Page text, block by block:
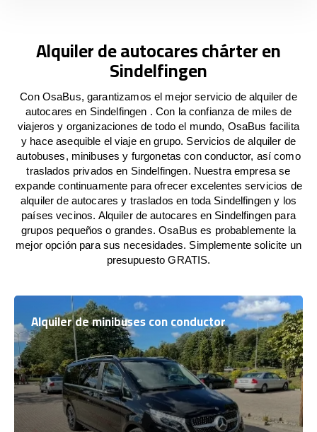
Alquiler de autocares chárter en
Sindelfingen
Con OsaBus, garantizamos el mejor servicio de alquiler de
autocares en Sindelfingen . Con la confianza de miles de
viajeros y organizaciones de todo el mundo, OsaBus facilita
y hace asequible el viaje en grupo. Servicios de alquiler de
autobuses, minibuses y furgonetas con conductor, así como
traslados privados en Sindelfingen. Nuestra empresa se
expande continuamente para ofrecer excelentes servicios de
alquiler de autocares y traslados en toda Sindelfingen y los
países vecinos. Alquiler de autocares en Sindelfingen para
grupos pequeños o grandes. OsaBus es probablemente la
mejor opción para sus necesidades. Simplemente solicite un
presupuesto GRATIS.
Alquiler de minibuses con conductor